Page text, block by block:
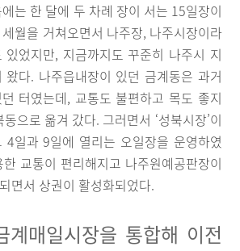
는 한 달에 두 차례 장이 서는 15일장이
월을 거쳐오면서 나주장, 나주시장이라
었지만, 지금까지도 꾸준히 나주시 지
다. 나주읍내장이 있던 금계동은 과거
터였는데, 교통도 불편하고 목도 좋지
으로 옮겨 갔다. 그러면서 ‘성북시장’이
4일과 9일에 열리는 오일장을 운영하였
교통이 편리해지고 나주원예공판장이
면서 상권이 활성화되었다.
계매일시장을 통합해 이전